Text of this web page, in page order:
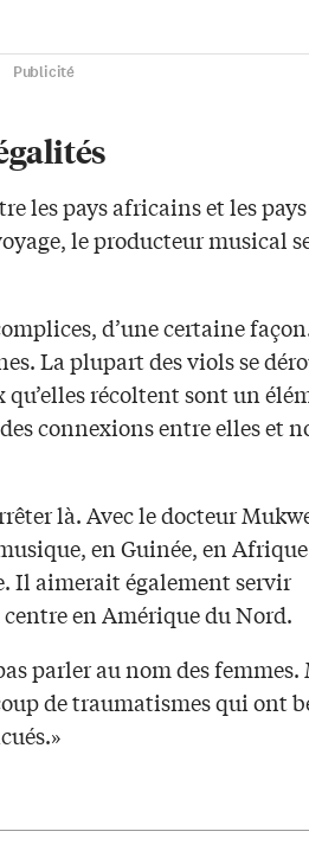
Publicité
les pays africains et les pays
le producteur musical
d’une certaine
La plupart des viols se
récoltent sont un
connexions entre elles et
là. Avec le docteur
en Guinée, en
Il aimerait également servir
en Amérique du Nord.
parler au nom des femmes.
de traumatismes qui ont